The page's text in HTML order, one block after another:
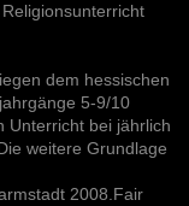
dem hessischen
5-9/10
Unterricht bei jährlich
weitere Grundlage
2008.Fair